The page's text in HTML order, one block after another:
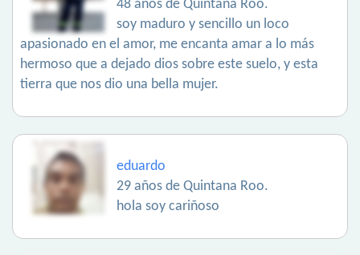
48 años de Quintana Roo.
soy maduro y sencillo un loco
apasionado en el amor, me encanta amar a lo más
hermoso que a dejado dios sobre este suelo, y esta
tierra que nos dio una bella mujer.
eduardo
29 años de Quintana Roo.
hola soy cariñoso